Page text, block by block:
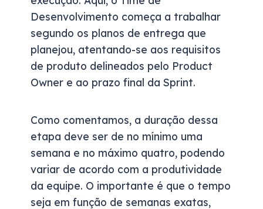
Desenvolvimento começa a trabalhar
segundo os planos de entrega que
planejou, atentando-se aos requisitos
de produto delineados pelo Product
Owner e ao prazo final da Sprint.
Como comentamos, a duração dessa
etapa deve ser de no mínimo uma
semana e no máximo quatro, podendo
variar de acordo com a produtividade
da equipe. O importante é que o tempo
seja em função de semanas exatas,